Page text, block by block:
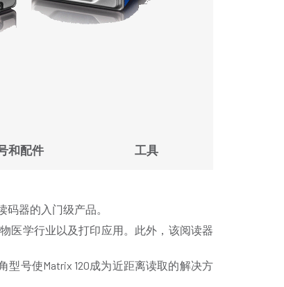
和配件 工具
器的入门级产品。
医学行业以及打印应用。此外，该阅读器
型号使Matrix 120成为近距离读取的解决方